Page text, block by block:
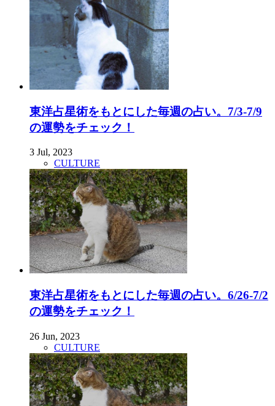
東洋占星術をもとにした毎週の占い。7/3-7/9
の運勢をチェック！
3 Jul, 2023
CULTURE
東洋占星術をもとにした毎週の占い。6/26-7/2
の運勢をチェック！
26 Jun, 2023
CULTURE